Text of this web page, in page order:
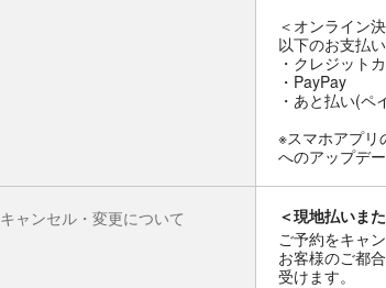
＜オンライン
以下のお支払
・クレジット
・PayPay
・あと払い(ペ
※スマホアプリ
へのアップデ
キャンセル・変更について
＜現地払いま
ご予約をキャ
お客様のご都
受けます。